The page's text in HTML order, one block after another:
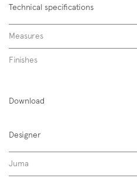
Technical specifications
Measures
Finishes
tappeti
Download
Designer
Juma